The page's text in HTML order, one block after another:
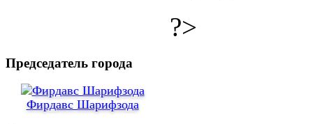
?>
Председатель города
Фирдавс Шарифзода